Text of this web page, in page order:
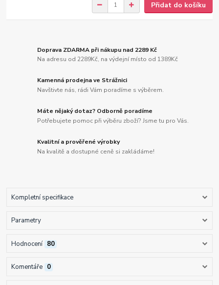
Přidat do košíku
Doprava ZDARMA při nákupu nad 2289 Kč
Na adresu od 2289Kč, na výdejní místo od 1389Kč
Kamenná prodejna ve Strážnici
Navštivte nás, rádi Vám poradíme s výběrem.
Máte nějaký dotaz? Odborně poradíme
Potřebujete pomoc při výběru zboží? Jsme tu pro Vás.
Kvalitní a prověřené výrobky
Na kvalitě a dostupné ceně si zakládáme!
Kompletní specifikace
Parametry
Hodnocení 80
Komentáře 0